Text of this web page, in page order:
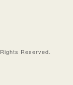
Reserved.